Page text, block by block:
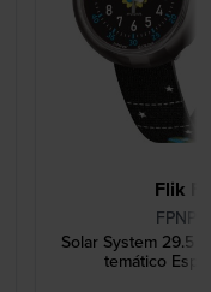
Flik
Solar System 29.5
temático